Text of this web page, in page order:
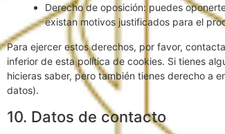
Derecho de oposición: puedes
existan motivos justificados para el
Para ejercer estos derechos, por favor,
inferior de esta política de cookies. Si tienes
hicieras saber, pero también tienes derecho a
datos).
10. Datos de contacto